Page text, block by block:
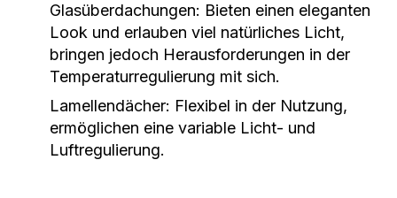
Glasüberdachungen: Bieten einen eleganten
Look und erlauben viel natürliches Licht,
bringen jedoch Herausforderungen in der
Temperaturregulierung mit sich.
Lamellendächer: Flexibel in der Nutzung,
ermöglichen eine variable Licht- und
Luftregulierung.